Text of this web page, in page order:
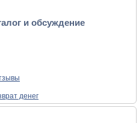
и обсуждение
денег